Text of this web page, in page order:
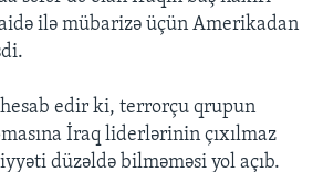
ilə mübarizə üçün Amerikadan
edir ki, terrorçu qrupun
İraq liderlərinin çıxılmaz
düzəldə bilməməsi yol açıb.